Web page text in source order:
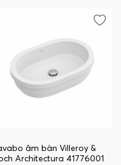
âm bàn Villeroy &
Architectura 41776001